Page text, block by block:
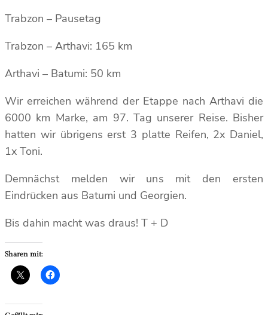
Trabzon – Pausetag
Trabzon – Arthavi: 165 km
Arthavi – Batumi: 50 km
Wir erreichen während der Etappe nach Arthavi die
6000 km Marke, am 97. Tag unserer Reise. Bisher
hatten wir übrigens erst 3 platte Reifen, 2x Daniel,
1x Toni.
Demnächst melden wir uns mit den ersten
Eindrücken aus Batumi und Georgien.
Bis dahin macht was draus! T + D
Sharen mit: